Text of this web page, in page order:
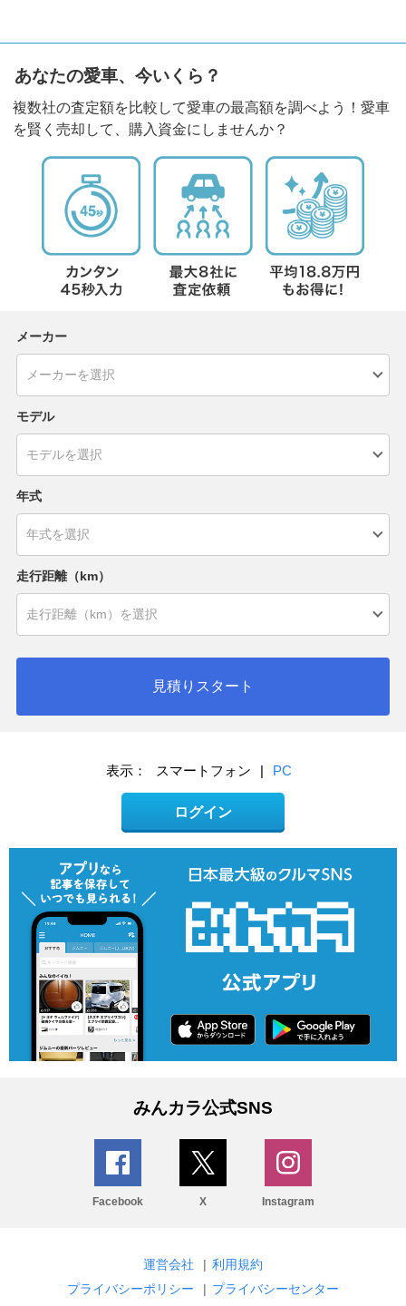
あなたの愛車、今いくら？
複数社の査定額を比較して愛車の最高額を調べよう！愛車
を賢く売却して、購入資金にしませんか？
メーカー
モデル
年式
走行距離（km）
見積りスタート
表示： スマートフォン | PC
ログイン
みんカラ公式SNS
Facebook X Instagram
運営会社 | 利用規約
プライバシーポリシー
| プライバシーセンター